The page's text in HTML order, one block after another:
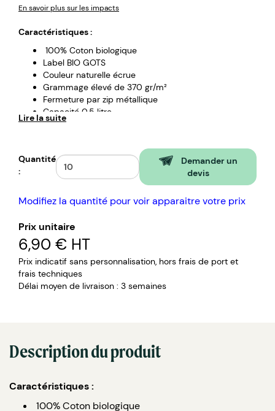
En savoir plus sur les impacts
Caractéristiques :
100% Coton biologique
Label BIO GOTS
Couleur naturelle écrue
Grammage élevé de 370 gr/m²
Fermeture par zip métallique
Capacité 0,5 litre
Finitions soignées et coutures renforcées
Lire la suite
Quantité
:
Demander un
devis
Modifiez la quantité pour voir apparaitre votre prix
Prix unitaire
6,90 € HT
Prix indicatif sans personnalisation, hors frais de port et
frais techniques
Délai moyen de livraison : 3 semaines
Description du produit
Caractéristiques :
100% Coton biologique